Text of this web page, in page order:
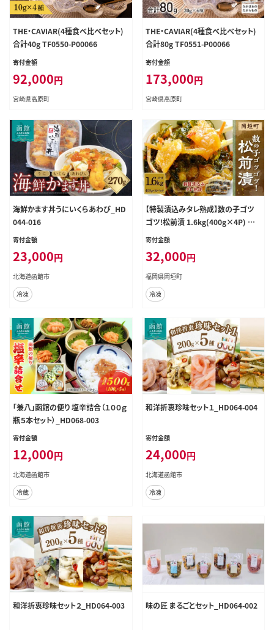
THE・CAVIAR(4種食べ比べセット)
合計40g TF0550-P00066
寄付金額
92,000円
宮崎県高原町
THE・CAVIAR(4種食べ比べセット)
合計80g TF0551-P00066
寄付金額
173,000円
宮崎県高原町
海鮮かます丼うにいくらあわび_HD
044-016
寄付金額
23,000円
北海道函館市
冷凍
【特製漬込みタレ熟成】数の子ゴツ
ゴツ!松前漬 1.6kg(400g×4P) 岡
垣町
寄付金額
32,000円
福岡県岡垣町
冷凍
「兼八」函館の便り 塩辛詰合（１００ｇ
瓶５本セット）_HD068-003
寄付金額
12,000円
北海道函館市
冷蔵
和洋折衷珍味セット１_HD064-004
寄付金額
24,000円
北海道函館市
冷凍
和洋折衷珍味セット２_HD064-003 味の匠 まるごとセット_HD064-002